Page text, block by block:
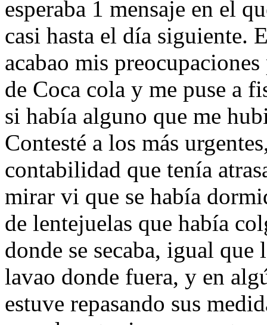
esperaba 1 mensaje en el
casi hasta el día siguiente.
acabao mis
de Coca cola y me puse a
si había alguno que me
Contesté a los más
contabilidad que tenía
mirar vi que se había
de lentejuelas que había
donde se secaba, igual
lavao donde fuera, y en
estuve repasando sus